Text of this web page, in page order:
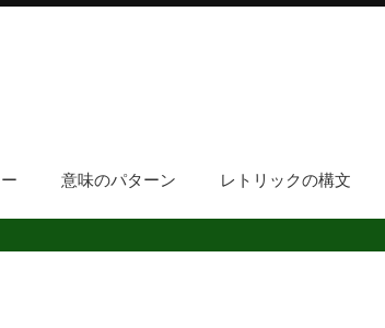
意味のパターン レトリックの構文